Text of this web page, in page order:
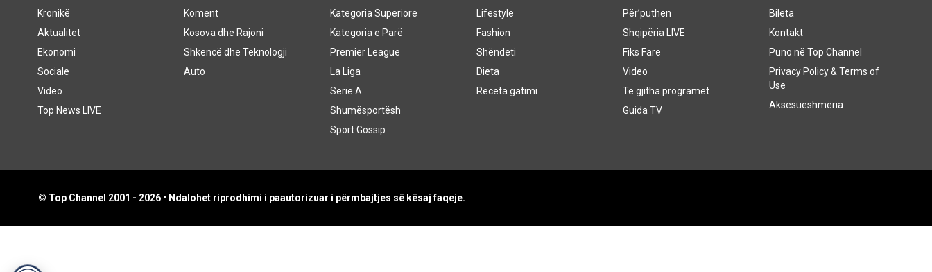
Kronikë
Aktualitet
Ekonomi
Sociale
Video
Top News LIVE
Koment
Kosova dhe Rajoni
Shkencë dhe Teknologji
Auto
Kategoria Superiore
Kategoria e Parë
Premier League
La Liga
Serie A
Shumësportësh
Sport Gossip
Lifestyle
Fashion
Shëndeti
Dieta
Receta gatimi
Për’puthen
Shqipëria LIVE
Fiks Fare
Video
Të gjitha programet
Guida TV
Bileta
Kontakt
Puno në Top Channel
Privacy Policy & Terms of
Use
Aksesueshmëria
© Top Channel 2001 - 2026 • Ndalohet riprodhimi i paautorizuar i përmbajtjes së kësaj faqeje.